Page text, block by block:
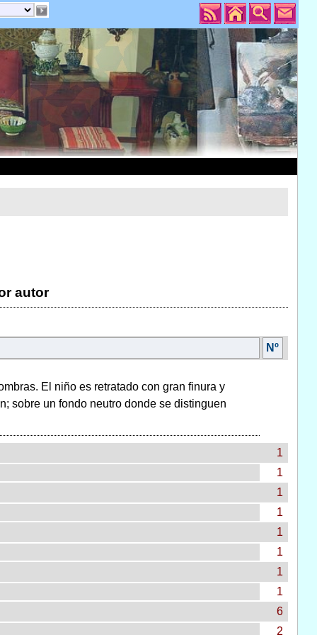
autor
Nº
El niño es retratado con gran finura y
sobre un fondo neutro donde se distinguen
1
1
1
1
1
1
1
1
6
2